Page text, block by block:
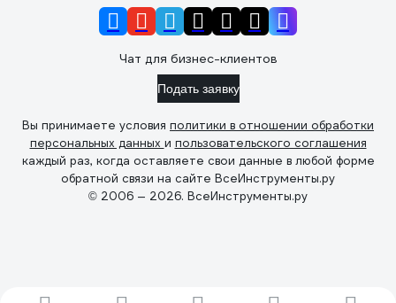
Чат для бизнес-клиентов
Подать заявку
Вы принимаете условия политики в отношении обработки
персональных данных и пользовательского соглашения
каждый раз, когда оставляете свои данные в любой форме
обратной связи на сайте ВсеИнструменты.ру
© 2006 — 2026. ВсеИнструменты.ру